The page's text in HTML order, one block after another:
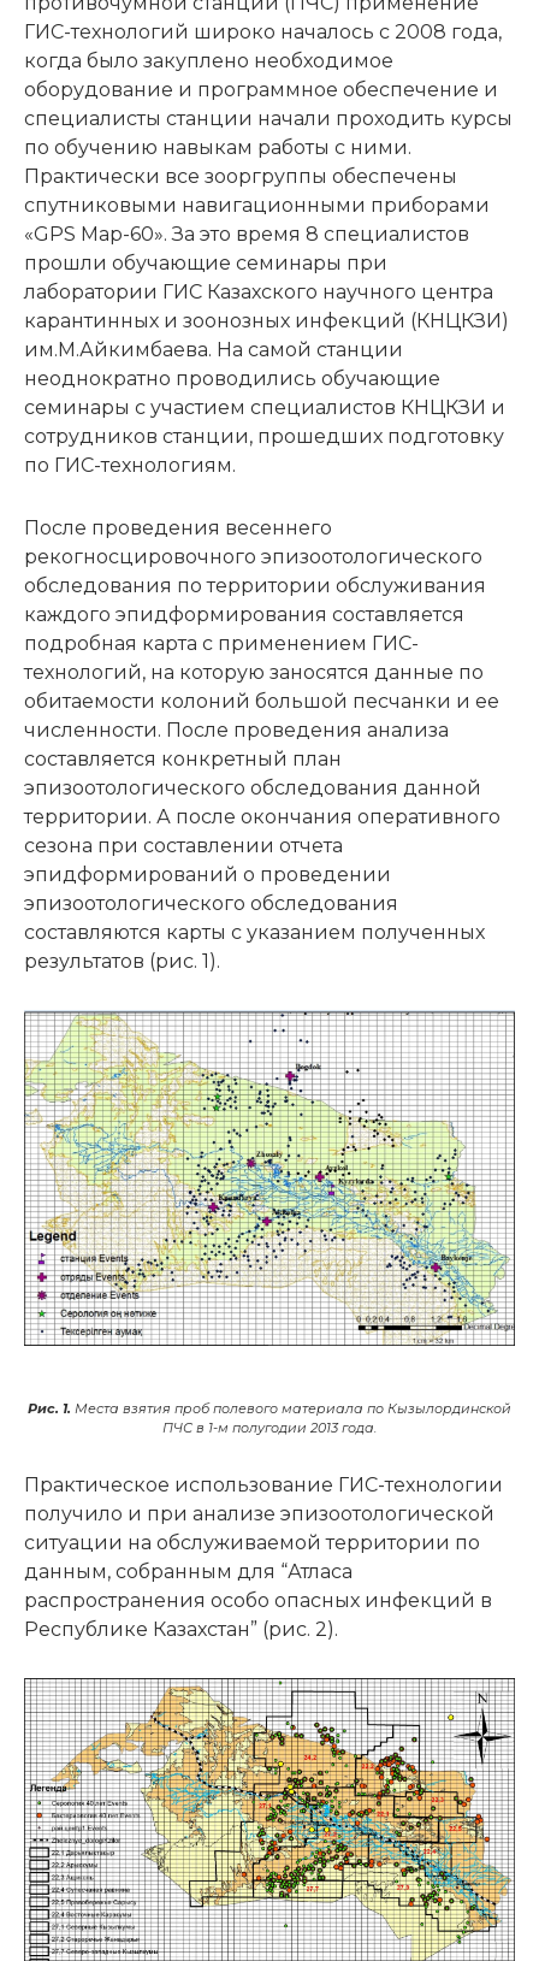
ГИС-технологий широко началось с 2008 года,
когда было закуплено необходимое
оборудование и программное обеспечение и
специалисты станции начали проходить курсы
по обучению навыкам работы с ними.
Практически все зооргруппы обеспечены
спутниковыми навигационными приборами
«GPS Map-60». За это время 8 специалистов
прошли обучающие семинары при
лаборатории ГИС Казахского научного центра
карантинных и зоонозных инфекций (КНЦКЗИ)
им.М.Айкимбаева. На самой станции
неоднократно проводились обучающие
семинары с участием специалистов КНЦКЗИ и
сотрудников станции, прошедших подготовку
по ГИС-технологиям.
После проведения весеннего
рекогносцировочного эпизоотологического
обследования по территории обслуживания
каждого эпидформирования составляется
подробная карта с применением ГИС-
технологий, на которую заносятся данные по
обитаемости колоний большой песчанки и ее
численности. После проведения анализа
составляется конкретный план
эпизоотологического обследования данной
территории. А после окончания оперативного
сезона при составлении отчета
эпидформирований о проведении
эпизоотологического обследования
составляются карты с указанием полученных
результатов (рис. 1).
Рис. 1. Места взятия проб полевого материала по Кызылординской
ПЧС в 1-м полугодии 2013 года.
Практическое использование ГИС-технологии
получило и при анализе эпизоотологической
ситуации на обслуживаемой территории по
данным, собранным для “Атласа
распространения особо опасных инфекций в
Республике Казахстан” (рис. 2).